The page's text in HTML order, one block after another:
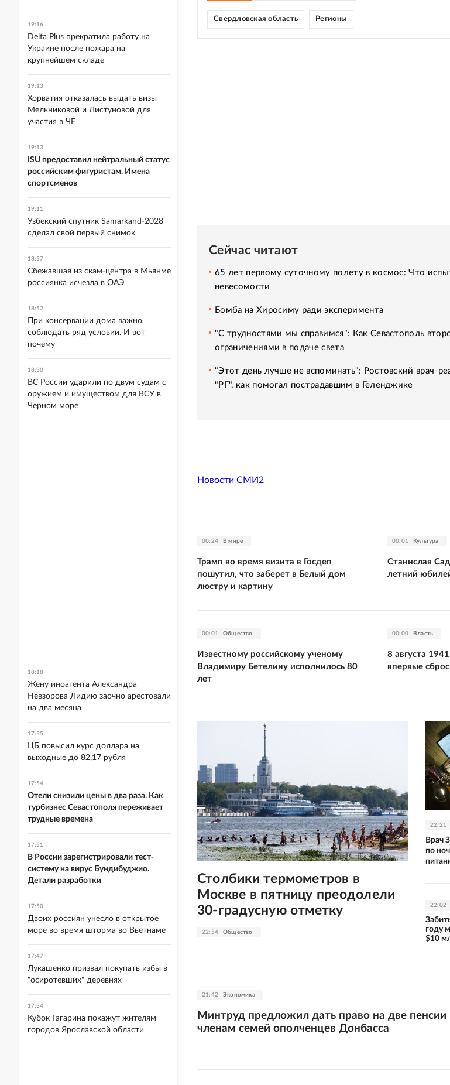
Свердловская область Регионы
Сейчас читают
65 лет первому суточному полету в космос: Что
невесомости
Бомба на Хиросиму ради эксперимента
"С трудностями мы справимся": Как Севастополь
ограничениями в подаче света
"Этот день лучше не вспоминать": Ростовский врач-
"РГ", как помогал пострадавшим в Геленджике
Новости СМИ2
00:24 В мире
Трамп во время визита в Госдеп
пошутил, что заберет в Белый дом
люстру и картину
00:01 Культура
Станислав
летний
00:01 Общество
Известному российскому ученому
Владимиру Бетелину исполнилось 80
лет
00:00 Власть
8 августа
впервые
22:54 Общество
Столбики термометров в
Москве в пятницу преодолели
30-градусную отметку
22:21
Врач
по
22:02
году
$10
21:42 Экономика
Минтруд предложил дать право на две пенсии
членам семей ополченцев Донбасса
19:16
Delta Plus прекратила работу на
Украине после пожара на
крупнейшем складе
19:13
Хорватия отказалась выдать визы
Мельниковой и Листуновой для
участия в ЧЕ
19:13
ISU предоставил нейтральный статус
российским фигуристам. Имена
спортсменов
19:11
Узбекский спутник Samarkand-2028
сделал свой первый снимок
18:57
Сбежавшая из скам-центра в Мьянме
россиянка исчезла в ОАЭ
18:52
При консервации дома важно
соблюдать ряд условий. И вот
почему
18:30
ВС России ударили по двум судам с
оружием и имуществом для ВСУ в
Черном море
18:18
Жену иноагента Александра
Невзорова Лидию заочно арестовали
на два месяца
17:55
ЦБ повысил курс доллара на
выходные до 82,17 рубля
17:54
Отели снизили цены в два раза. Как
турбизнес Севастополя переживает
трудные времена
17:51
В России зарегистрировали тест-
систему на вирус Бундибуджио.
Детали разработки
17:50
Двоих россиян унесло в открытое
море во время шторма во Вьетнаме
17:47
Лукашенко призвал покупать избы в
"осиротевших" деревнях
17:34
Кубок Гагарина покажут жителям
городов Ярославской области